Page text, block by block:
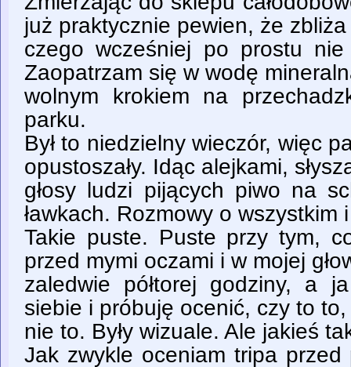
już praktycznie pewien, że
czego wcześniej po prostu
Zaopatrzam się w wodę
wolnym krokiem na
parku.
Był to niedzielny wieczór, więc
opustoszały. Idąc alejkami,
głosy ludzi pijących piwo na
ławkach. Rozmowy o wszystkim
Takie puste. Puste przy tym,
przed mymi oczami i w mojej
zaledwie półtorej godziny, a
siebie i próbuję ocenić, czy to
nie to. Były wizuale. Ale jakieś
Jak zwykle oceniam tripa